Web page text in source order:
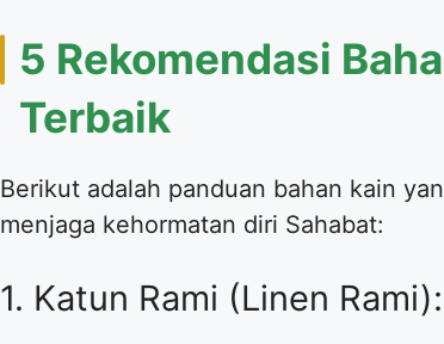
​5 Rekomendasi
Terbaik
​Berikut adalah panduan bahan kain
menjaga kehormatan diri Sahabat:
​1. Katun Rami (Linen